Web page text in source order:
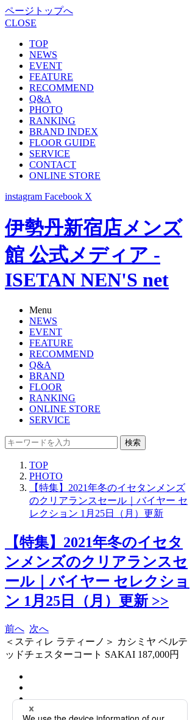
ページトップへ
CLOSE
TOP
NEWS
EVENT
FEATURE
RECOMMEND
Q&A
PHOTO
RANKING
BRAND INDEX
FLOOR GUIDE
SERVICE
CONTACT
ONLINE STORE
instagram Facebook X
伊勢丹新宿店メンズ
館 公式メディア -
ISETAN NEN'S net
Menu
NEWS
EVENT
FEATURE
RECOMMEND
Q&A
BRAND
FLOOR
RANKING
ONLINE STORE
SERVICE
検索
TOP
PHOTO
【特集】2021年冬のイセタンメンズ
のクリアランスセール｜バイヤー セ
レクション 1月25日（月）更新
【特集】2021年冬のイセタ
ンメンズのクリアランスセ
ール｜バイヤー セレクショ
ン 1月25日（月）更新 >>
前へ 次へ
＜スティレ ラティーノ＞ カシミヤ ベルテ
ッドチェスターコート SAKAI 187,000円